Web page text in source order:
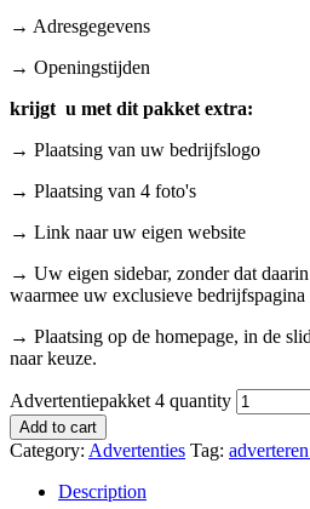
→ Adresgegevens
→ Openingstijden
krijgt u met dit pakket extra:
→ Plaatsing van uw bedrijfslogo
→ Plaatsing van 4 foto's
→ Link naar uw eigen website
→ Uw eigen sidebar, zonder dat
waarmee uw exclusieve bedrijfspagina
→ Plaatsing op de homepage, in de
naar keuze.
Advertentiepakket 4 quantity
Add to cart
Category: Advertenties Tag:
Description